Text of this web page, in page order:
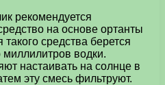
рекомендуется
на основе ортанты
средства берется
миллилитров водки.
настаивать на солнце в
эту смесь фильтруют.